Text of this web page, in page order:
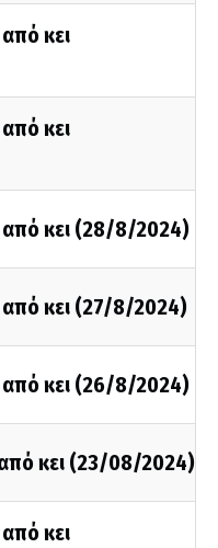
κει
κει
κει (28/8/2024)
κει (27/8/2024)
κει (26/8/2024)
κει (23/08/2024)
κει